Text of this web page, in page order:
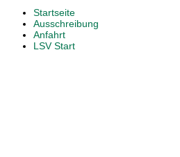
Startseite
Ausschreibung
Anfahrt
LSV Start